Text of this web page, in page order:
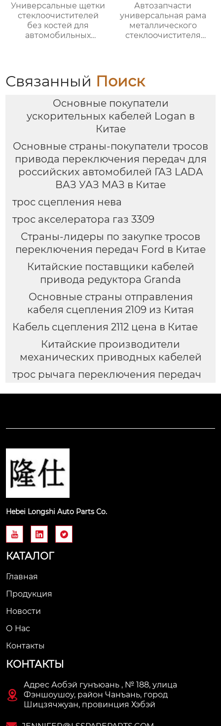
Универсальные щетки
стеклоочистителей
без костей для
автомобильных
Автозапчасти
универсальная рама
металлического
стеклоочистителя
Связанный Поиск
Основные покупатели
ускорительных кабелей Logan в
Китае
Основные страны-покупатели тросов
привода переключения передач для
российских автомобилей ГАЗ LADA
ВАЗ УАЗ МАЗ в Китае
трос сцепления нева
трос акселератора газ 3309
Страны-лидеры по закупке тросов
переключения передач Ford в Китае
Китайские поставщики кабелей
привода редуктора Granda
Основные страны отправления
кабеля сцепления 2109 из Китая
Кабель сцепления 2112 цена в Китае
Китайские производители
механических приводных кабелей
трос рычага переключения передач
Hebei Longshi Auto Parts Co.
  
КАТАЛОГ
Главная
Продукция
Новости
О Нас
Контакты
КОНТАКТЫ

Адрес Аобэй гунъюань , № 188, улица
Фэншоушоу, район Чанъань, город
Шицзячжуан, провинция Хэбэй